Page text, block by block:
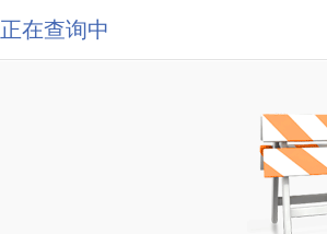
正在查询中